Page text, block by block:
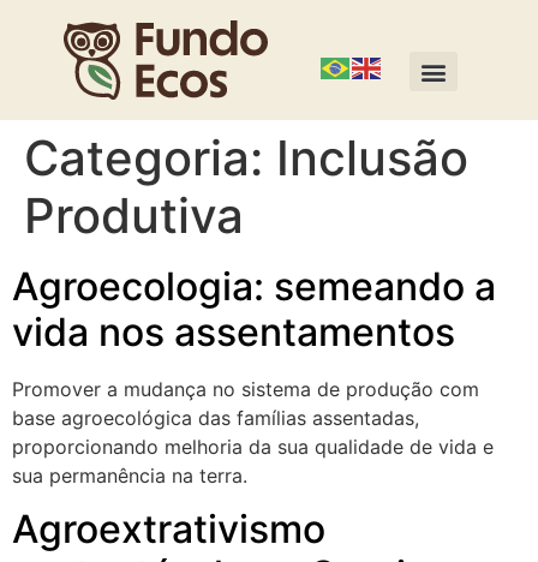
Categoria: Inclusão
Produtiva
Agroecologia: semeando a
vida nos assentamentos
Promover a mudança no sistema de produção com
base agroecológica das famílias assentadas,
proporcionando melhoria da sua qualidade de vida e
sua permanência na terra.
Agroextrativismo